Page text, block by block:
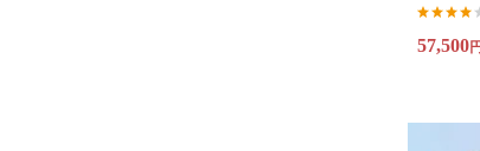
57,500円